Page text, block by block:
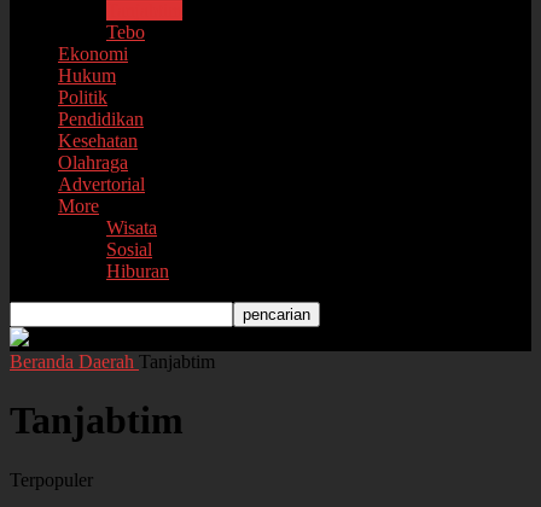
Tebo
Ekonomi
Hukum
Politik
Pendidikan
Kesehatan
Olahraga
Advertorial
More
Wisata
Sosial
Hiburan
Beranda Daerah Tanjabtim
Tanjabtim
Terpopuler